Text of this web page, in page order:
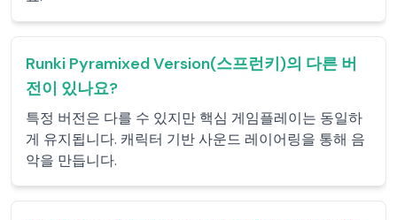
Runki Pyramixed Version(스프런키)의 다른 버
전이 있나요?
특정 버전은 다를 수 있지만 핵심 게임플레이는 동일하
게 유지됩니다. 캐릭터 기반 사운드 레이어링을 통해 음
악을 만듭니다.